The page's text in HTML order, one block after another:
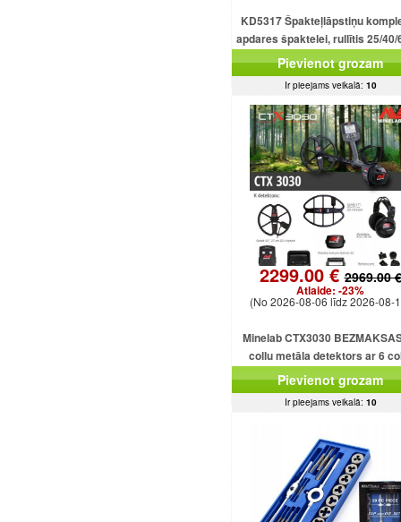
KD5317 Špakteļlāpstiņu
apdares špaktelei, rullītis 25/40/
cm.
Pievienot grozam
Ir pieejams veikalā: 10
2299.00 €2969.00 €
Atlaide: -23%
(No 2026-08-06 līdz 2026-08-
Minelab CTX3030
collu metāla detektors ar 6
dubultdimensiju spolēm
Pievienot grozam
Ir pieejams veikalā: 10